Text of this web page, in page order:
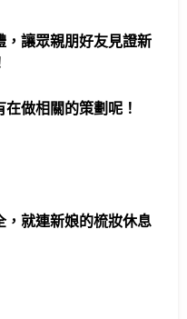
，讓眾親朋好友見證新
做相關的策劃呢！
，就連新娘的梳妝休息